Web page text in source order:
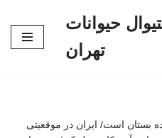
حیوانات
تهران
بستان است/ ایران در موقعیتی